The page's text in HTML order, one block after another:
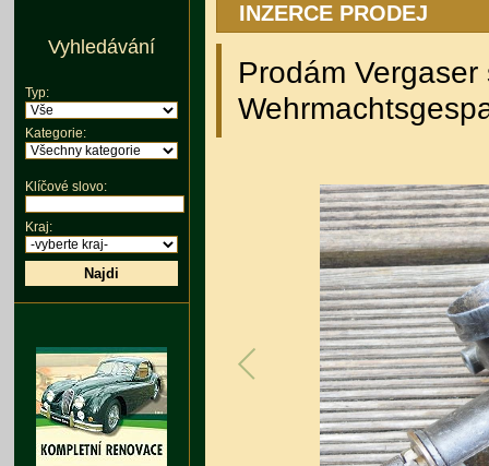
INZERCE PRODEJ
Prodám
Vyhledávání
Typ:
Kategorie:
Klíčové slovo:
Kraj:
Najdi